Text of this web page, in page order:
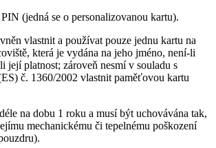
(jedná se o personalizovanou kartu).
vlastnit a používat pouze jednu kartu na
která je vydána na jeho jméno, není-li
její platnost; zároveň nesmí v souladu s
č. 1360/2002 vlastnit paměťovou kartu
na dobu 1 roku a musí být uchovávána tak,
mechanickému či tepelnému poškození